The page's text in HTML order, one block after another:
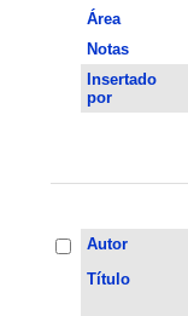
Área
Notas
Insertado
por
Autor
Título